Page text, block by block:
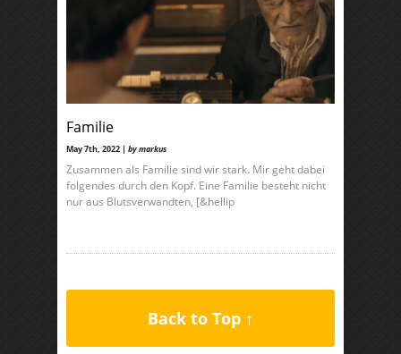
Familie
May 7th, 2022 | by markus
Zusammen als Familie sind wir stark. Mir geht dabei
folgendes durch den Kopf. Eine Familie besteht nicht
nur aus Blutsverwandten, [&hellip
Back to Top ↑